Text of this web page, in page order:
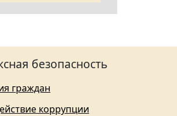
безопасность
граждан
коррупции